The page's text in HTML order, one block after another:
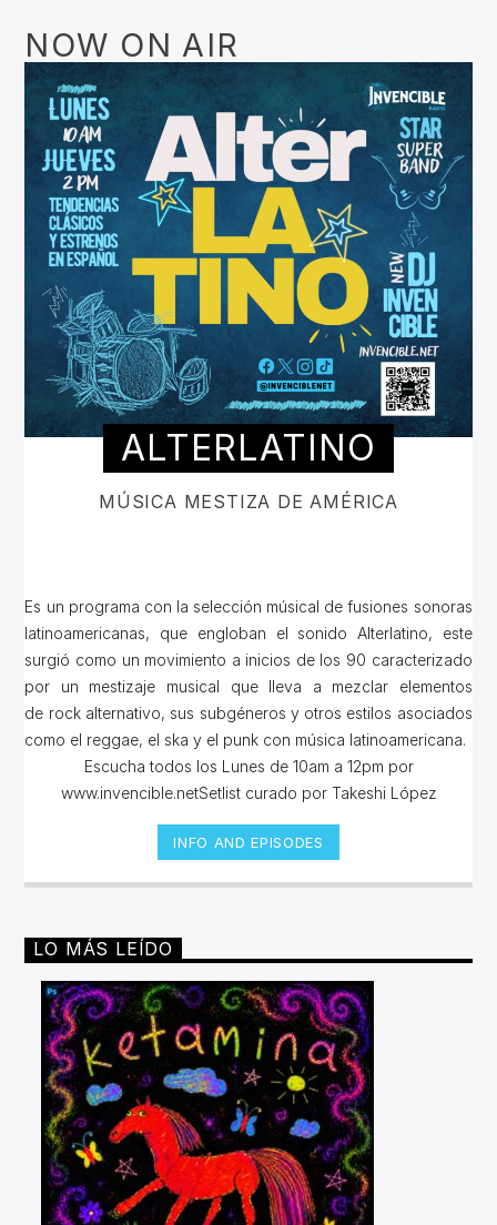
NOW ON AIR
ALTERLATINO
MÚSICA MESTIZA DE AMÉRICA
Es un programa con la selección músical de fusiones sonoras
latinoamericanas, que engloban el sonido Alterlatino, este
surgió como un movimiento a inicios de los 90 caracterizado
por un mestizaje musical que lleva a mezclar elementos
de rock alternativo, sus subgéneros y otros estilos asociados
como el reggae, el ska y el punk con música latinoamericana.
Escucha todos los Lunes de 10am a 12pm por
www.invencible.netSetlist curado por Takeshi López
INFO AND EPISODES
LO MÁS LEÍDO